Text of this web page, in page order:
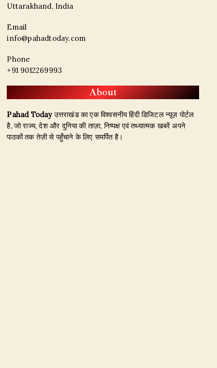
Uttarakhand, India
Email
info@pahadtoday.com
Phone
+91 9012269993
About
Pahad Todayउत्तराखंड का एक विश्वसनीय हिंदी डिजिटल न्यूज़ पोर्टल
है, जो राज्य, देश और दुनिया की ताज़ा, निष्पक्ष एवं तथ्यात्मक खबरें अपने
पाठकों तक तेज़ी से पहुँचाने के लिए समर्पित है।